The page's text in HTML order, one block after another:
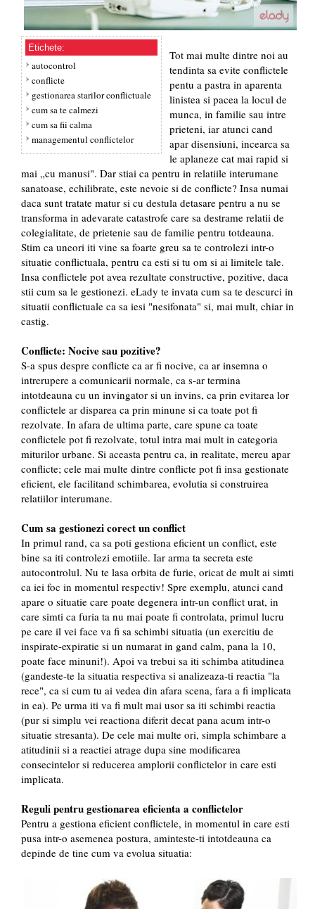
Etichete:
autocontrol
conflicte
gestionarea starilor conflictuale
cum sa te calmezi
cum sa fii calma
managementul conflictelor
Tot mai multe dintre noi au
tendinta sa evite conflictele
pentu a pastra in aparenta
linistea si pacea la locul de
munca, in familie sau intre
prieteni, iar atunci cand
apar disensiuni, incearca sa
le aplaneze cat mai rapid si
mai „cu manusi". Dar stiai ca pentru in relatiile interumane
sanatoase, echilibrate, este nevoie si de conflicte? Insa numai
daca sunt tratate matur si cu destula detasare pentru a nu se
transforma in adevarate catastrofe care sa destrame relatii de
colegialitate, de prietenie sau de familie pentru totdeauna.
Stim ca uneori iti vine sa foarte greu sa te controlezi intr-o
situatie conflictuala, pentru ca esti si tu om si ai limitele tale.
Insa conflictele pot avea rezultate constructive, pozitive, daca
stii cum sa le gestionezi. eLady te invata cum sa te descurci in
situatii conflictuale ca sa iesi "nesifonata" si, mai mult, chiar in
castig.
Conflicte: Nocive sau pozitive?
S-a spus despre conflicte ca ar fi nocive, ca ar insemna o
intrerupere a comunicarii normale, ca s-ar termina
intotdeauna cu un invingator si un invins, ca prin evitarea lor
conflictele ar disparea ca prin minune si ca toate pot fi
rezolvate. In afara de ultima parte, care spune ca toate
conflictele pot fi rezolvate, totul intra mai mult in categoria
miturilor urbane. Si aceasta pentru ca, in realitate, mereu apar
conflicte; cele mai multe dintre conflicte pot fi insa gestionate
eficient, ele facilitand schimbarea, evolutia si construirea
relatiilor interumane.
Cum sa gestionezi corect un conflict
In primul rand, ca sa poti gestiona eficient un conflict, este
bine sa iti controlezi emotiile. Iar arma ta secreta este
autocontrolul. Nu te lasa orbita de furie, oricat de mult ai simti
ca iei foc in momentul respectiv! Spre exemplu, atunci cand
apare o situatie care poate degenera intr-un conflict urat, in
care simti ca furia ta nu mai poate fi controlata, primul lucru
pe care il vei face va fi sa schimbi situatia (un exercitiu de
inspirate-expiratie si un numarat in gand calm, pana la 10,
poate face minuni!). Apoi va trebui sa iti schimba atitudinea
(gandeste-te la situatia respectiva si analizeaza-ti reactia "la
rece", ca si cum tu ai vedea din afara scena, fara a fi implicata
in ea). Pe urma iti va fi mult mai usor sa iti schimbi reactia
(pur si simplu vei reactiona diferit decat pana acum intr-o
situatie stresanta). De cele mai multe ori, simpla schimbare a
atitudinii si a reactiei atrage dupa sine modificarea
consecintelor si reducerea amplorii conflictelor in care esti
implicata.
Reguli pentru gestionarea eficienta a conflictelor
Pentru a gestiona eficient conflictele, in momentul in care esti
pusa intr-o asemenea postura, aminteste-ti intotdeauna ca
depinde de tine cum va evolua situatia: